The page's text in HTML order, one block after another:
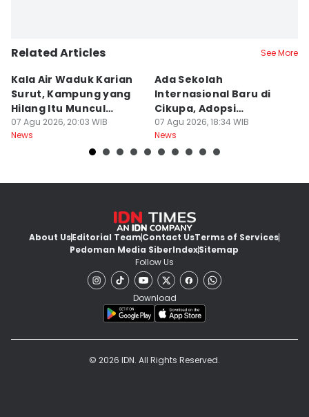
Related Articles See More
Kala Air Waduk Karian
Surut, Kampung yang
Hilang Itu Muncul
Kembali
07 Agu 2026, 20:03 WIB
News
Ada Sekolah
Internasional Baru di
Cikupa, Adopsi
Kurikulum Singapura
07 Agu 2026, 18:34 WIB
News
About UsEditorial TeamContact UsTerms of Services
Pedoman Media SiberIndexSitemap
Follow Us
Download
© 2026 IDN. All Rights Reserved.